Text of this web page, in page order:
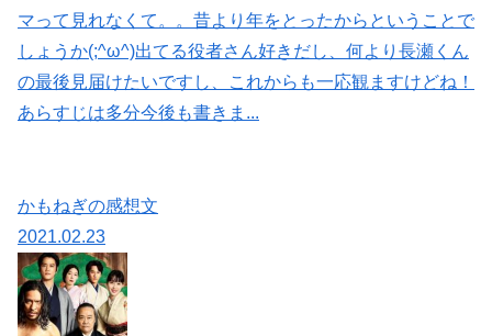
マって見れなくて。。昔より年をとったからということで
しょうか(;^ω^)出てる役者さん好きだし、何より長瀬くん
の最後見届けたいですし、これからも一応観ますけどね！
あらすじは多分今後も書きま...
かもねぎの感想文
2021.02.23